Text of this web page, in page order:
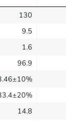
130
9.5
1.6
96.9
14.8